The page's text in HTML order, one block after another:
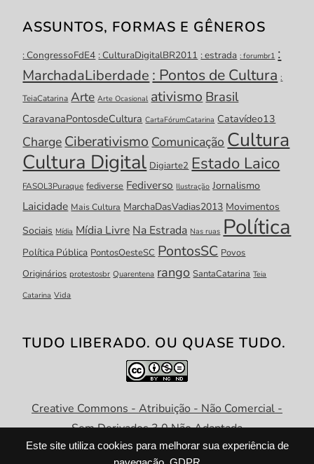
Este site utiliza cookies para melhorar sua experiência de
ASSUNTOS, FORMAS E GÊNEROS
: CongressoFdE4 : CulturaDigitalBR2011 : estrada : forumbr1 :
MarchadaLiberdade : Pontos de Cultura :
TeiaCatarina Arte Arte Ocasional ativismo Brasil
CaravanaPontosdeCultura CartaFórumCatarina Catavídeo13
Charge Ciberativismo Comunicação Cultura
Cultura Digital Digiarte2 Estado Laico
FASOL3Puraque fediverse Fediverso Ilustração Jornalismo
Laicidade Mais Cultura MarchaDasVadias2013 Movimentos
Sociais Mídia Mídia Livre Na Estrada Nas ruas Política
Política Pública PontosOesteSC PontosSC Povos
Originários protestosbr Quarentena rango SantaCatarina Teia
Catarina Vida
TUDO LIBERADO. OU QUASE TUDO.
Creative Commons - Atribuição - Não Comercial -
Sem Derivados 3.0 Não Adaptada